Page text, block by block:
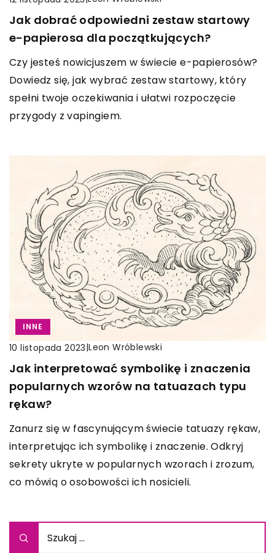
Jak dobrać odpowiedni zestaw startowy
e-papierosa dla początkujących?
Czy jesteś nowicjuszem w świecie e-papierosów?
Dowiedz się, jak wybrać zestaw startowy, który
spełni twoje oczekiwania i ułatwi rozpoczęcie
przygody z vapingiem.
INNE
10 listopada 2023|Leon Wróblewski
Jak interpretować symbolikę i znaczenia
popularnych wzorów na tatuazach typu
rękaw?
Zanurz się w fascynującym świecie tatuazy rękaw,
interpretując ich symbolikę i znaczenie. Odkryj
sekrety ukryte w popularnych wzorach i zrozum,
co mówią o osobowości ich nosicieli.